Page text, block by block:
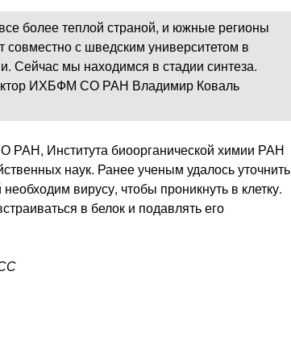
более теплой страной, и южные регионы
с шведским университетом в
Сейчас мы находимся в стадии синтеза.
ИХБФМ СО РАН Владимир Коваль
РАН, Института биоорганической химии РАН
наук. Ранее ученым удалось уточнить
вирусу, чтобы проникнуть в клетку.
в белок и подавлять его